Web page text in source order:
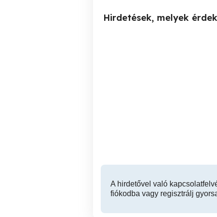
Hirdetések, melyek
A hirdetővel való
fiókodba vagy regisztrálj